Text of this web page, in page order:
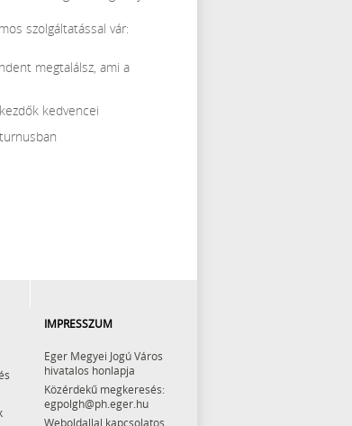
szolgáltatással vár:
megtalálsz, ami a
kedvencei
IMPRESSZUM
Eger Megyei Jogú Város
hivatalos honlapja
Közérdekű megkeresés:
egpolgh@ph.eger.hu
Weboldallal kapcsolatos